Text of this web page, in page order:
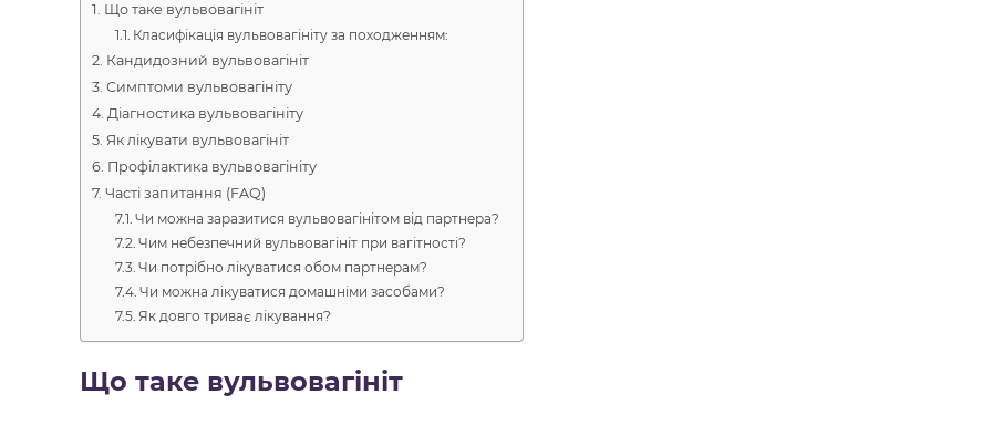
Що таке вульвовагініт
Класифікація вульвовагініту за походженням:
Кандидозний вульвовагініт
Симптоми вульвовагініту
Діагностика вульвовагініту
Як лікувати вульвовагініт
Профілактика вульвовагініту
Часті запитання (FAQ)
Чи можна заразитися вульвовагінітом від партнера?
Чим небезпечний вульвовагініт при вагітності?
Чи потрібно лікуватися обом партнерам?
Чи можна лікуватися домашніми засобами?
Як довго триває лікування?
Що таке вульвовагініт